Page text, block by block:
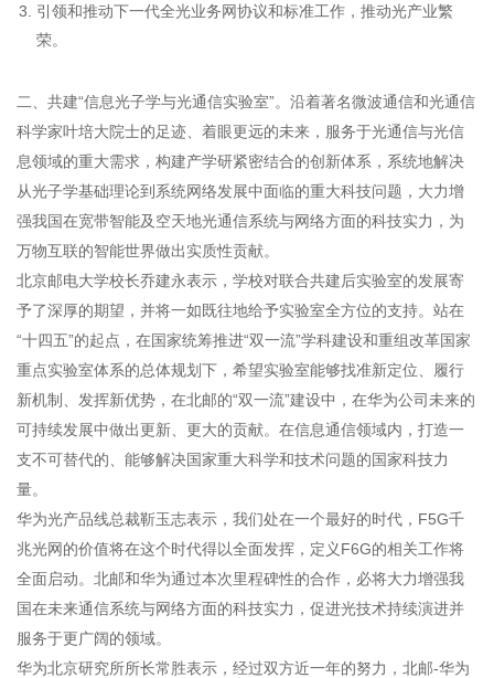
引领和推动下一代全光业务网协议和标准工作，推动光产业繁
荣。
二、共建“信息光子学与光通信实验室”。沿着著名微波通信和光通信
科学家叶培大院士的足迹、着眼更远的未来，服务于光通信与光信
息领域的重大需求，构建产学研紧密结合的创新体系，系统地解决
从光子学基础理论到系统网络发展中面临的重大科技问题，大力增
强我国在宽带智能及空天地光通信系统与网络方面的科技实力，为
万物互联的智能世界做出实质性贡献。
北京邮电大学校长乔建永表示，学校对联合共建后实验室的发展寄
予了深厚的期望，并将一如既往地给予实验室全方位的支持。站在
“十四五”的起点，在国家统筹推进“双一流”学科建设和重组改革国家
重点实验室体系的总体规划下，希望实验室能够找准新定位、履行
新机制、发挥新优势，在北邮的“双一流”建设中，在华为公司未来的
可持续发展中做出更新、更大的贡献。在信息通信领域内，打造一
支不可替代的、能够解决国家重大科学和技术问题的国家科技力
量。
华为光产品线总裁靳玉志表示，我们处在一个最好的时代，F5G千
兆光网的价值将在这个时代得以全面发挥，定义F6G的相关工作将
全面启动。北邮和华为通过本次里程碑性的合作，必将大力增强我
国在未来通信系统与网络方面的科技实力，促进光技术持续演进并
服务于更广阔的领域。
华为北京研究所所长常胜表示，经过双方近一年的努力，北邮-华为